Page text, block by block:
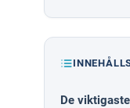
De